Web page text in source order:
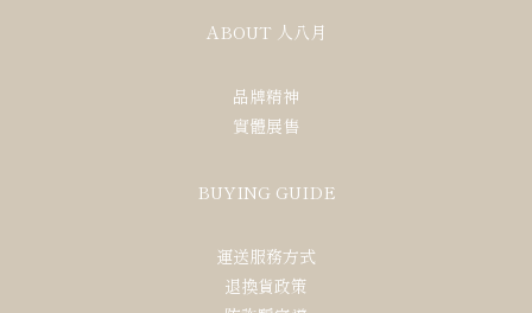
ABOUT 人八月
品牌精神
實體展售
BUYING GUIDE
運送服務方式
退換貨政策